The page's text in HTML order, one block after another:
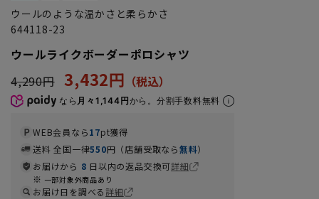
ウールのような温かさと柔らかさ
644118-23
ウールライクボーダーポロシャツ
4,290円 3,432円
なら 月々1,144円から。分割手数料無料
WEB会員なら17pt獲得
送料 全国一律550円（店舗受取なら無料）
お届けから 8 日以内の返品交換可詳細
一部対象外商品あり
お届け日を調べる詳細